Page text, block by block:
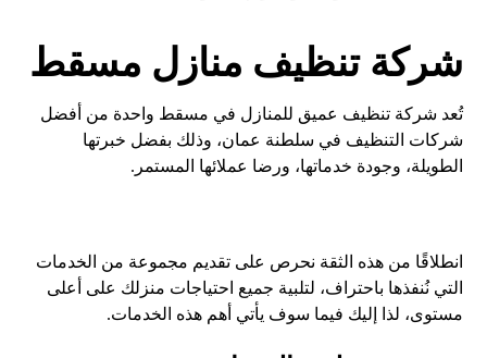
شركة تنظيف منازل مسقط
تُعد شركة تنظيف عميق للمنازل في مسقط واحدة من أفضل
شركات التنظيف في سلطنة عمان، وذلك بفضل خبرتها
الطويلة، وجودة خدماتها، ورضا عملائها المستمر.
انطلاقًا من هذه الثقة نحرص على تقديم مجموعة من الخدمات
التي نُنفذها باحتراف، لتلبية جميع احتياجات منزلك على أعلى
مستوى، لذا إليك فيما سوف يأتي أهم هذه الخدمات.